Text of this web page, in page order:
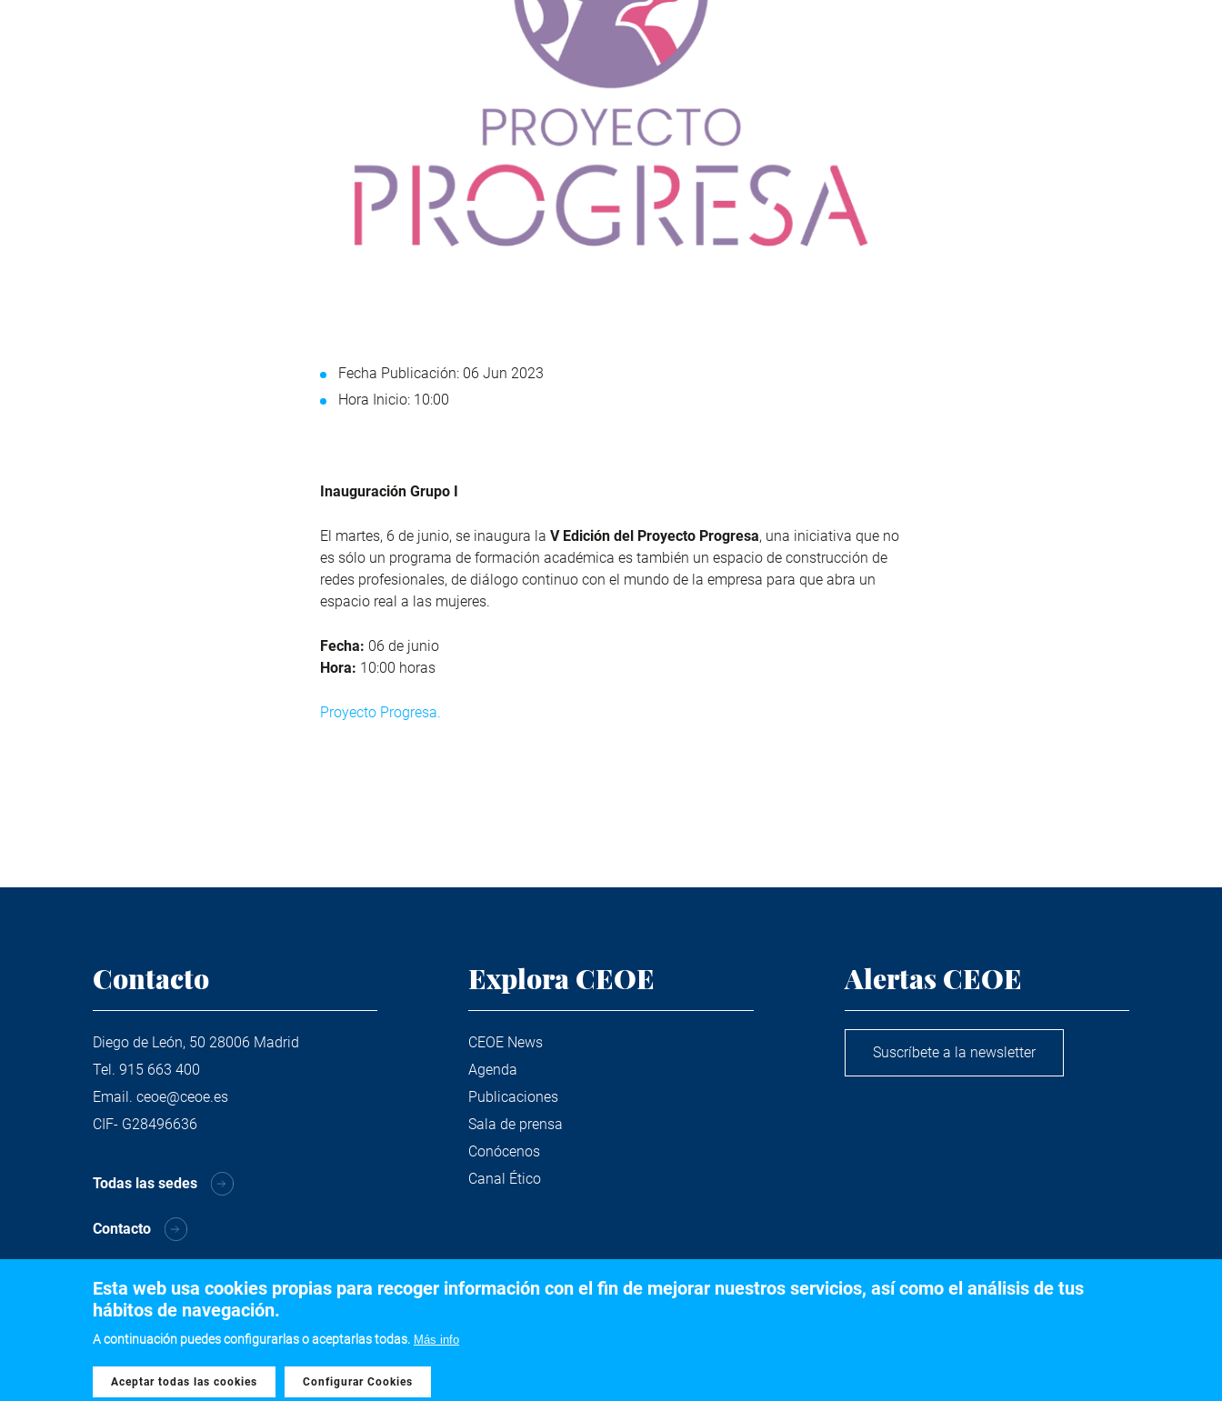
Fecha Publicación: 06 Jun 2023
Hora Inicio: 10:00
Inauguración Grupo I
El martes, 6 de junio, se inaugura la V Edición del Proyecto Progresa, una iniciativa que no
es sólo un programa de formación académica es también un espacio de construcción de
redes profesionales, de diálogo continuo con el mundo de la empresa para que abra un
espacio real a las mujeres.
Fecha: 06 de junio
Hora: 10:00 horas
Proyecto Progresa.
Contacto
Diego de León, 50 28006 Madrid
Tel. 915 663 400
Email. ceoe@ceoe.es
CIF- G28496636
Todas las sedes
Contacto
Explora CEOE
CEOE News
Agenda
Publicaciones
Sala de prensa
Conócenos
Canal Ético
Alertas CEOE
Suscríbete a la newsletter
Aviso legal
Esta web usa cookies propias para recoger información con el fin de mejorar nuestros servicios, así como el análisis de tus
hábitos de navegación.
A continuación puedes configurarlas o aceptarlas todas. Más info
Aceptar todas las cookies
Withdraw consent